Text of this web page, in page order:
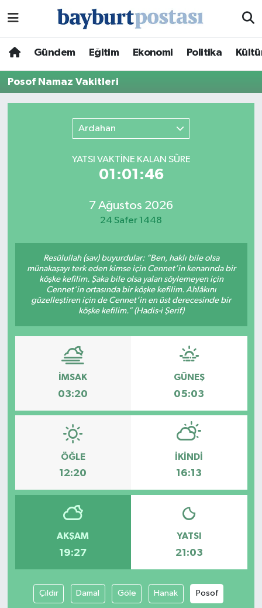
Gündem Eğitim Ekonomi Politika
Posof Namaz Vakitleri
Ardahan
YATSI VAKTİNE KALAN SÜRE
01:01:46
7 Ağustos 2026
24 Safer 1448
Resûlullah (sav) buyurdular: “Ben, haklı bile olsa
münakaşayı terk eden kimse için Cennet’in kenarında bir
köşke kefilim. Şaka bile olsa yalan söylemeyen için
Cennet’in ortasında bir köşke kefilim. Ahlâkını
güzelleştiren için de Cennet’in en üst derecesinde bir
köşke kefilim.” (Hadis-i Şerif)
İMSAK
03:20
GÜNEŞ
05:03
ÖĞLE
12:20
İKINDI
16:13
AKŞAM
19:27
YATSI
21:03
Çıldır Damal Göle Hanak Posof
Hava Durumu
Namaz Vakitleri
Trafik Durumu
Süper Lig Puan Durumu ve Fikstür
Son Dakika Haberleri
Haber Arşivi